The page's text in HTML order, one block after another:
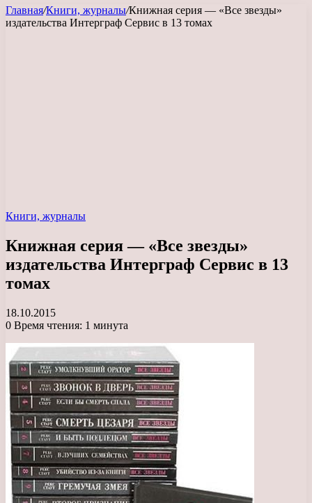
Главная/Книги, журналы/Книжная серия — «Все звезды»
издательства Интерграф Сервис в 13 томах
Книги, журналы
Книжная серия — «Все звезды»
издательства Интерграф Сервис в 13
томах
18.10.2015
0 Время чтения: 1 минута